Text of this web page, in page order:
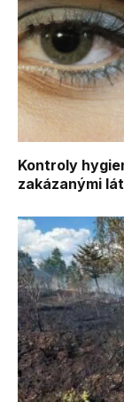
Kontroly
zakázanými